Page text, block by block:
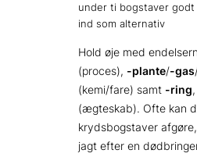
under ti bogstaver godt
ind som alternativ
Hold øje med
(proces), -plante/-gas
(kemi/fare) samt -ring,
(ægteskab). Ofte kan
krydsbogstaver
jagt efter en